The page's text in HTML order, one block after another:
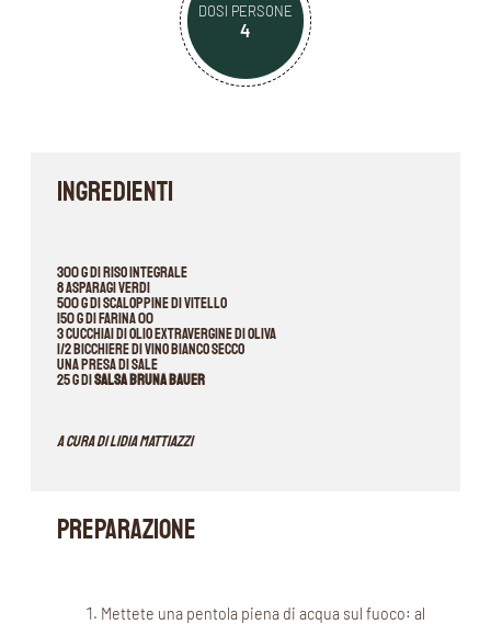
DOSI PERSONE
4
INGREDIENTI
300 g di riso integrale
8 asparagi verdi
500 g di scaloppine di vitello
150 g di farina 00
3 cucchiai di olio extravergine di oliva
1/2 bicchiere di vino bianco secco
Una presa di sale
25 g diSalsa Bruna Bauer
A curadiLidia Mattiazzi
PREPARAZIONE
Mettete una pentola piena di acqua sul fuoco: al